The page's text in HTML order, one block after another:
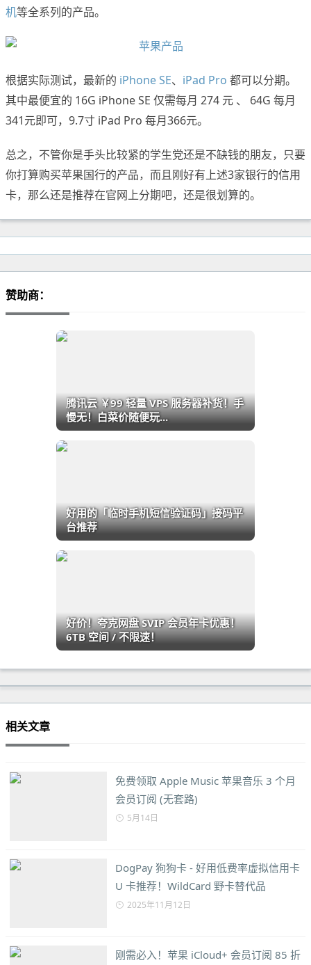
机等全系列的产品。
根据实际测试，最新的 iPhone SE、 iPad Pro 都可以分期。
其中最便宜的 16G iPhone SE 仅需每月 274 元 、 64G 每月
341元即可，9.7寸 iPad Pro 每月366元。
总之，不管你是手头比较紧的学生党还是不缺钱的朋友，只要
你打算购买苹果国行的产品，而且刚好有上述3家银行的信用
卡，那么还是推荐在官网上分期吧，还是很划算的。
赞助商：
腾讯云 ￥99 轻量 VPS 服务器补货！手
慢无！白菜价随便玩...
好用的「临时手机短信验证码」接码平
台推荐
好价！夸克网盘 SVIP 会员年卡优惠！
6TB 空间 / 不限速！
相关文章
免费领取 Apple Music 苹果音乐 3 个月
会员订阅 (无套路)
5月14日
DogPay 狗狗卡 - 好用低费率虚拟信用卡
U 卡推荐！WildCard 野卡替代品
2025年11月12日
刚需必入！苹果 iCloud+ 会员订阅 85 折